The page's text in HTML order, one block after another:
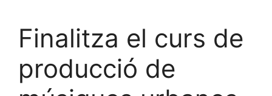
Finalitza el curs de
producció de